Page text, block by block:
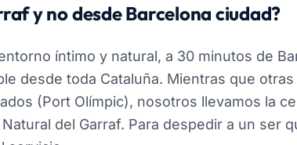
y no desde Barcelona ciudad?
íntimo y natural, a 30 minutos de
desde toda Cataluña. Mientras que
(Port Olímpic), nosotros llevamos la
del Garraf. Para despedir a un ser